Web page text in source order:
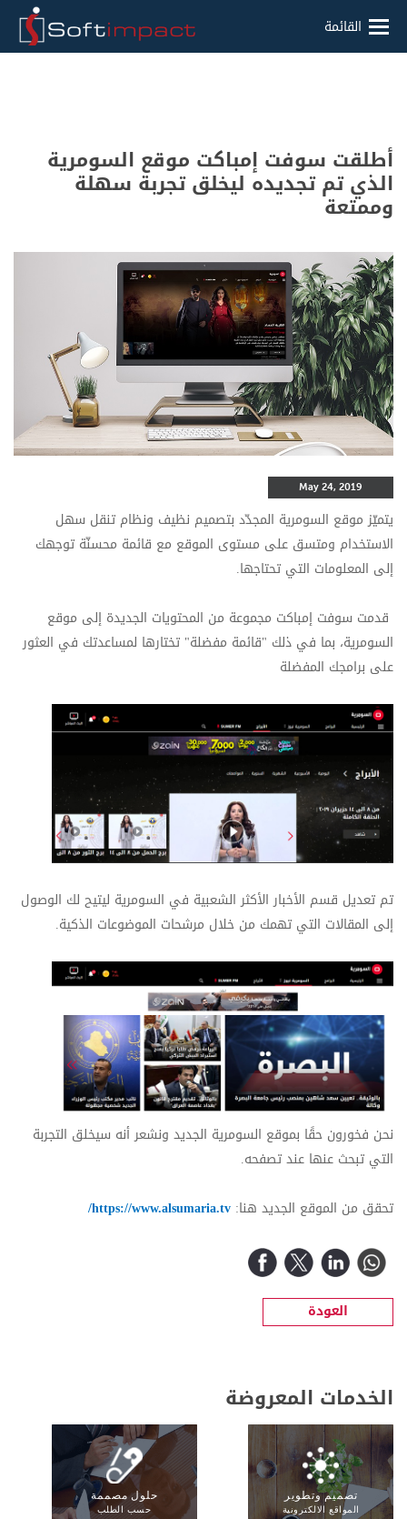
القائمة
أطلقت سوفت إمباكت موقع السومرية
الذي تم تجديده ليخلق تجربة سهلة
وممتعة
May 24, 2019
يتميّز موقع السومرية المجدّد بتصميم نظيف ونظام تنقل سهل
الاستخدام ومتسق على مستوى الموقع مع قائمة محسنّة توجهك
إلى المعلومات التي تحتاجها.
قدمت سوفت إمباكت مجموعة من المحتويات الجديدة إلى موقع
السومرية، بما في ذلك "قائمة مفضلة" تختارها لمساعدتك في العثور
على برامجك المفضلة
تم تعديل قسم الأخبار الأكثر الشعبية في السومرية ليتيح لك الوصول
إلى المقالات التي تهمك من خلال مرشحات الموضوعات الذكية.
نحن فخورون حقًا بموقع السومرية الجديد ونشعر أنه سيخلق التجربة
التي تبحث عنها عند تصفحه.
تحقق من الموقع الجديد هنا:
https://www.alsumaria.tv
/
العودة
الخدمات المعروضة
تصميم وتطوير
المواقع الالكترونية
حلول مصممة
حسب الطلب